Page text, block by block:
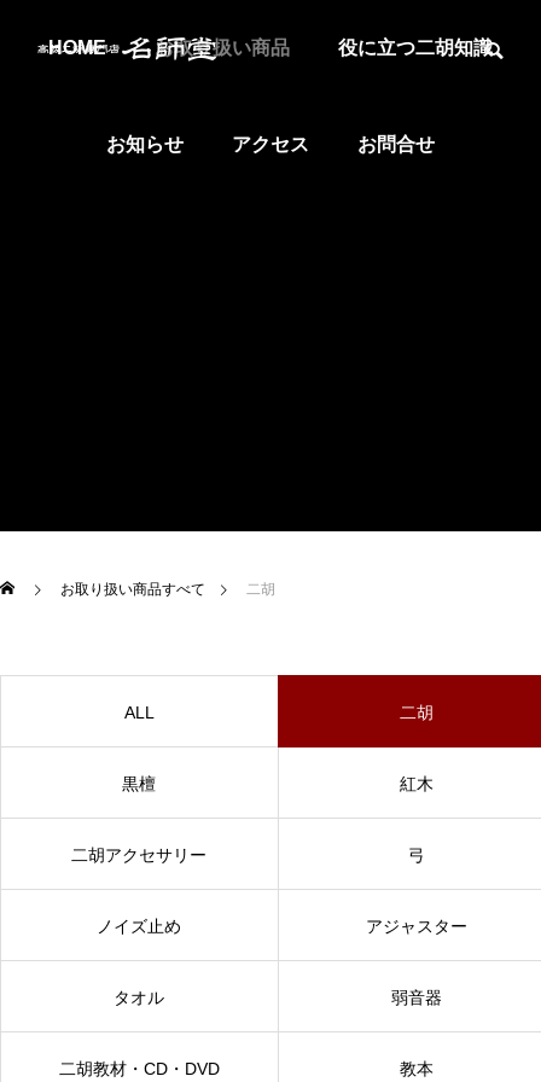
HOME お取り扱い商品 役に立つ二胡知識
お知らせ アクセス お問合せ
お取り扱い商品すべて 二胡
ALL 二胡
黒檀 紅木
二胡アクセサリー 弓
ノイズ止め アジャスター
タオル 弱音器
二胡教材・CD・DVD 教本